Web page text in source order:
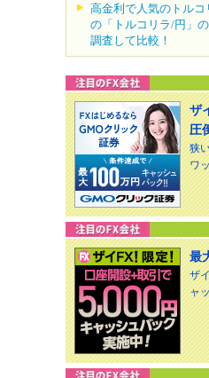
高金利で人気のトル
の「トルコリラ/円」
調査して比較！
ザ
圧
狭
ワ
最
ザ
ャ